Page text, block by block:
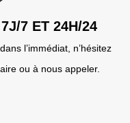
7 ET 24H/24
l’immédiat, n’hésitez
ou à nous appeler.